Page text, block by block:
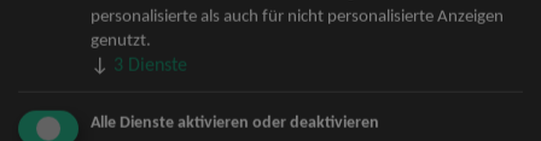
Bob Dylan Tickets
Mark Forster Tickets
The Prodigy Tickets
Niedeckens BAP Tickets
personalisierte als auch für nicht personalisierte Anzeigen
genutzt.
↓ 3 Dienste
Alle Dienste aktivieren oder deaktivieren